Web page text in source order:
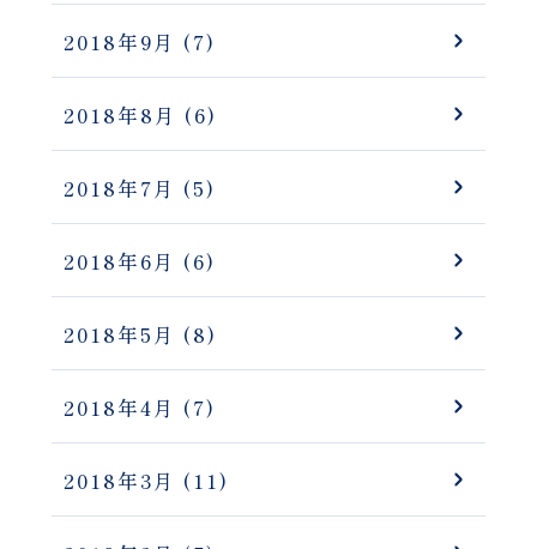
2018年9月 (7)
2018年8月 (6)
2018年7月 (5)
2018年6月 (6)
2018年5月 (8)
2018年4月 (7)
2018年3月 (11)